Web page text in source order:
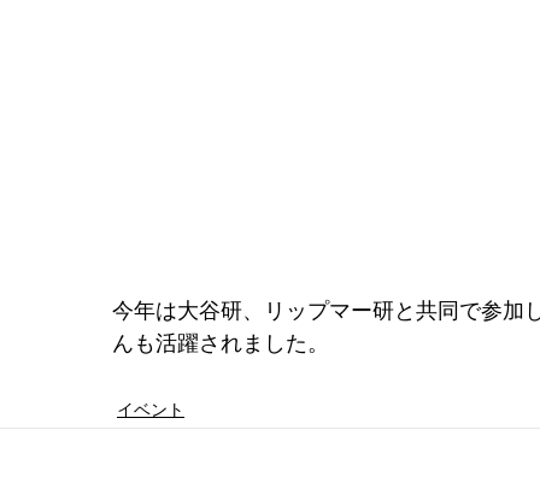
今年は大谷研、リップマー研と共同で参加
んも活躍されました。
イベント